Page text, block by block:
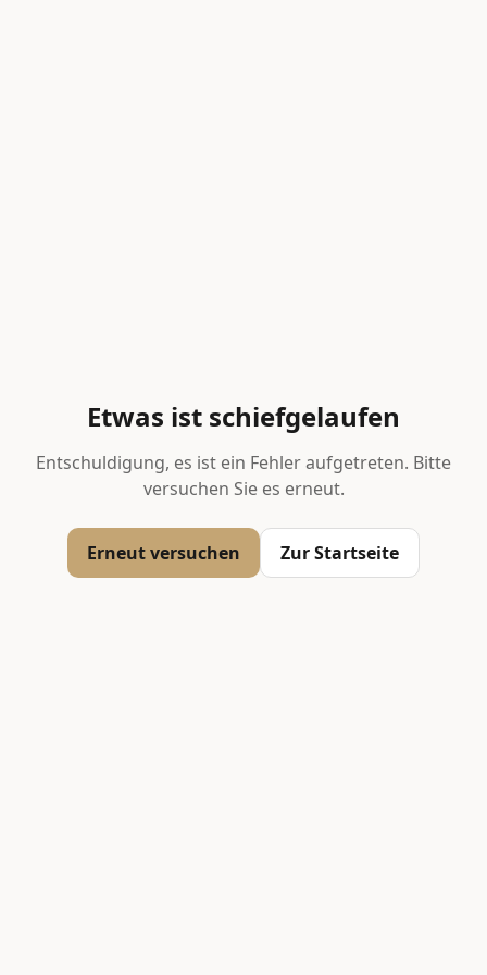
Etwas ist schiefgelaufen
Entschuldigung, es ist ein Fehler aufgetreten. Bitte
versuchen Sie es erneut.
Erneut versuchen Zur Startseite